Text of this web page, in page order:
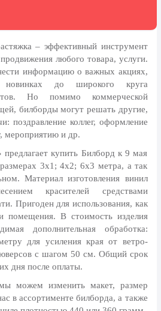
и
– эффективный инструмент
любого товара, услуги.
информацию о важных акциях,
новинках до широкого круга
Но помимо коммерческой
билборды могут решать другие,
поздравление коллег, оформление
мероприятию и др.
купить Билборд к 9 мая
3х1; 4х2; 6х3 метра, а так
Материал изготовления винил
красителей средствами
Пригоден для использования, как
помещения. В стоимость изделия
дополнительная обработка:
для усиления края от ветро-
с шагом 50 см. Общий срок
дня после оплаты.
можем изменить макет, размер
в ассортименте билборда, а также